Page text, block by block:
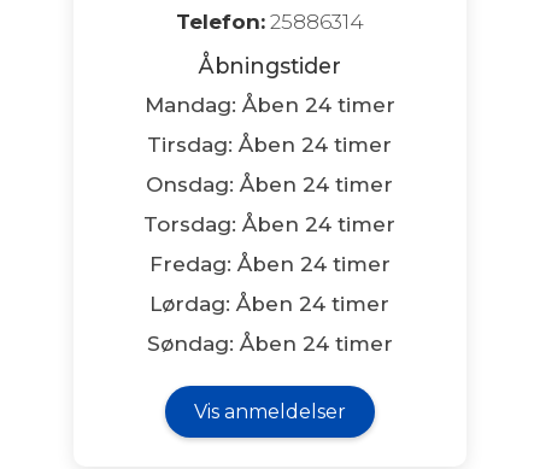
Telefon:25886314
Åbningstider
Mandag: Åben 24 timer
Tirsdag: Åben 24 timer
Onsdag: Åben 24 timer
Torsdag: Åben 24 timer
Fredag: Åben 24 timer
Lørdag: Åben 24 timer
Søndag: Åben 24 timer
Vis anmeldelser